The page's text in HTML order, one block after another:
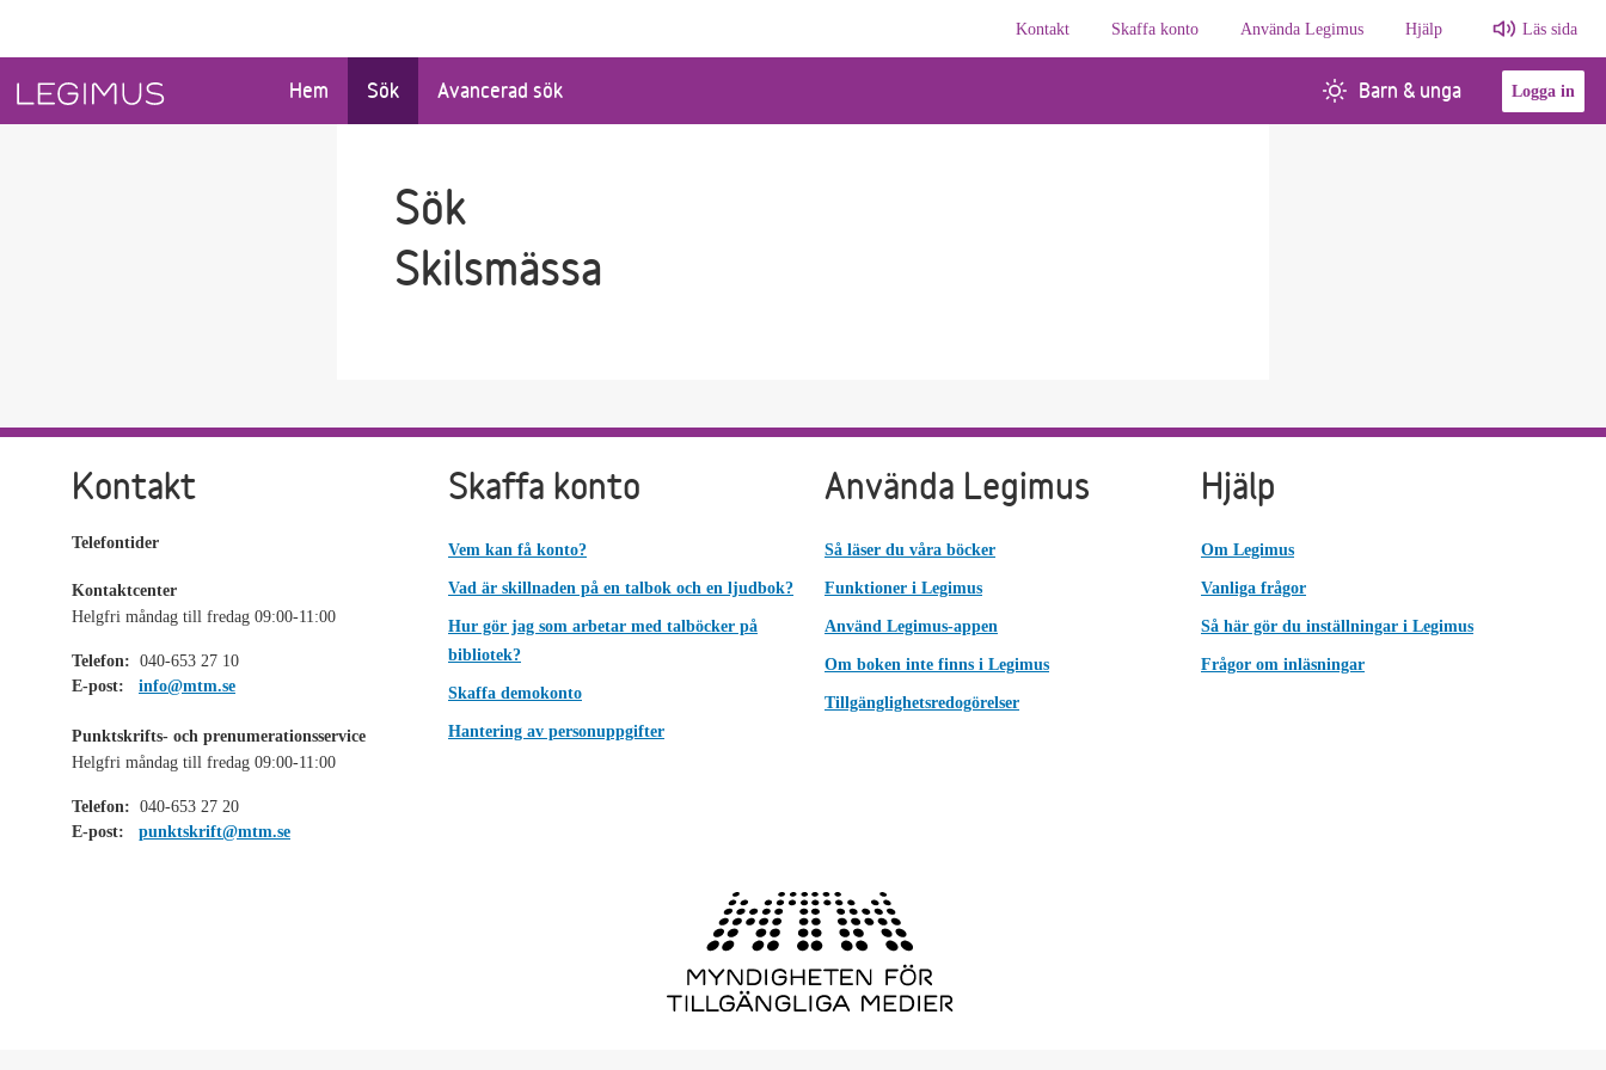
Kontakt
Skaffa konto Använda Legimus Hjälp Läs sida
Hem Sök Avancerad sök Barn & unga Logga in
Sök
Skilsmässa
Kontakt
Telefontider
Kontaktcenter
Helgfri måndag till fredag 09:00-11:00
Telefon: 040-653 27 10
E-post:
info@mtm.se
Punktskrifts- och prenumerationsservice
Helgfri måndag till fredag 09:00-11:00
Telefon: 040-653 27 20
E-post:
punktskrift@mtm.se
Skaffa konto
Vem kan få konto?
Vad är skillnaden på en talbok och en ljudbok?
Hur gör jag som arbetar med talböcker på
bibliotek?
Skaffa demokonto
Hantering av personuppgifter
Använda Legimus
Så läser du våra böcker
Funktioner i Legimus
Använd Legimus-appen
Om boken inte finns i Legimus
Tillgänglighetsredogörelser
Hjälp
Om Legimus
Vanliga frågor
Så här gör du inställningar i Legimus
Frågor om inläsningar